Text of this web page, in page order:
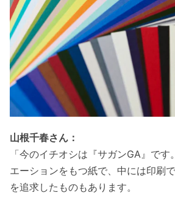
山根千春さん：
「今のイチオシは『サガンGA』で
エーションをもつ紙で、中には印刷
を追求したものもあります。